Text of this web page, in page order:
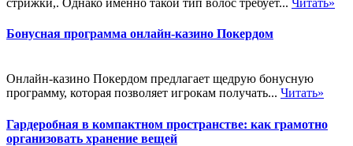
Бонусная программа онлайн-казино Покердом
Онлайн-казино Покердом предлагает щедрую бонусную
программу, которая позволяет игрокам получать... Читать»
Гардеробная в компактном пространстве: как грамотно
организовать хранение вещей